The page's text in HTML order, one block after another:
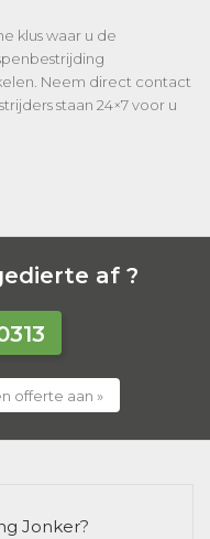
klus waar u de
Neem direct contact
staan 24×7 voor u
af ?
offerte aan »
Jonker?